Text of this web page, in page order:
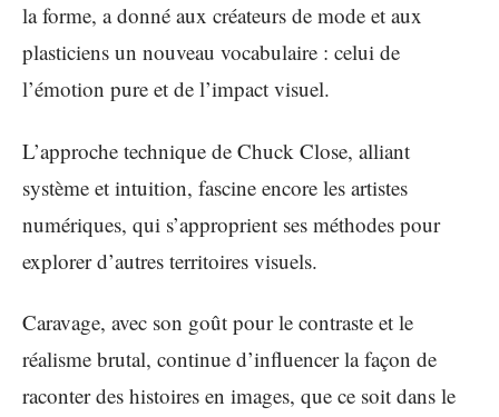
la forme, a donné aux créateurs de mode et aux
plasticiens un nouveau vocabulaire : celui de
l’émotion pure et de l’impact visuel.
L’approche technique de Chuck Close, alliant
système et intuition, fascine encore les artistes
numériques, qui s’approprient ses méthodes pour
explorer d’autres territoires visuels.
Caravage, avec son goût pour le contraste et le
réalisme brutal, continue d’influencer la façon de
raconter des histoires en images, que ce soit dans le